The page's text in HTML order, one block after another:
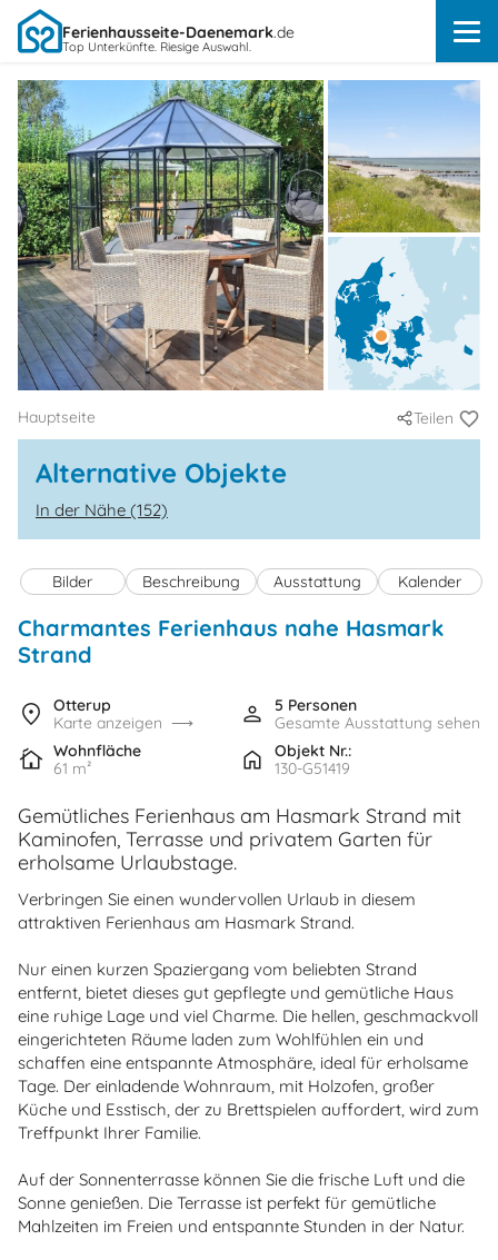
Ferienhausseite-Daenemark.de
Top Unterkünfte. Riesige Auswahl.
Hauptseite Teilen
Alternative Objekte
In der Nähe (152)
Bilder Beschreibung Ausstattung Kalender
Charmantes Ferienhaus nahe Hasmark
Strand
Otterup
Karte anzeigen
5 Personen
Gesamte Ausstattung sehen
Wohnfläche
61 m²
Objekt Nr.:
130-G51419
Gemütliches Ferienhaus am Hasmark Strand mit
Kaminofen, Terrasse und privatem Garten für
erholsame Urlaubstage.
Verbringen Sie einen wundervollen Urlaub in diesem
attraktiven Ferienhaus am Hasmark Strand.
Nur einen kurzen Spaziergang vom beliebten Strand
entfernt, bietet dieses gut gepflegte und gemütliche Haus
eine ruhige Lage und viel Charme. Die hellen, geschmackvoll
eingerichteten Räume laden zum Wohlfühlen ein und
schaffen eine entspannte Atmosphäre, ideal für erholsame
Tage. Der einladende Wohnraum, mit Holzofen, großer
Küche und Esstisch, der zu Brettspielen auffordert, wird zum
Treffpunkt Ihrer Familie.
Auf der Sonnenterrasse können Sie die frische Luft und die
Sonne genießen. Die Terrasse ist perfekt für gemütliche
Mahlzeiten im Freien und entspannte Stunden in der Natur.